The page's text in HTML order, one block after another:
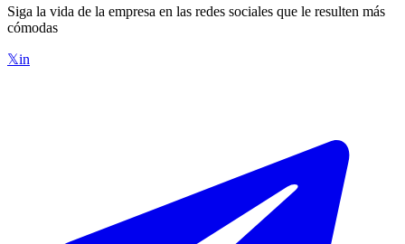
Siga la vida de la empresa en las redes sociales que le resulten más
cómodas
𝕏in